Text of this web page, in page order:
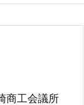

商工会議所